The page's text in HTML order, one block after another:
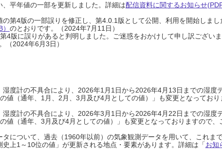
平年値の一部を更新しました。詳細は配信資料に関するお知らせ
第4版の一部誤りを修正し、第4.0.1版として公開、利用を開始しま
のとおりです。（2024年7月11日）
4版に誤りがあると判明しました。ご迷惑をおかけして申し訳ござい
（2024年6月3日）
度計の不具合により、2026年1月1日から2026年4月13日までの湿度
値（通年、1月、2月、3月及び4月としての値）」も変更となっており
度計の不具合により、2026年3月1日から2026年4月22日までの湿度
値（通年、3月及び4月としての値）」も変更となっておりますので
について、過去（1960年以前）の気象観測データを用いて、これま
上1～10位の値」が更新される地点・要素があります。詳細は「お知